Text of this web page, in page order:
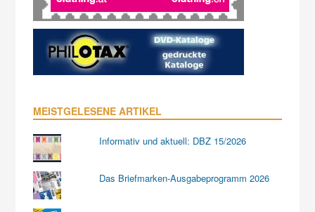
MEISTGELESENE ARTIKEL
Informativ und aktuell: DBZ 15/2026
Das Briefmarken-Ausgabeprogramm 2026